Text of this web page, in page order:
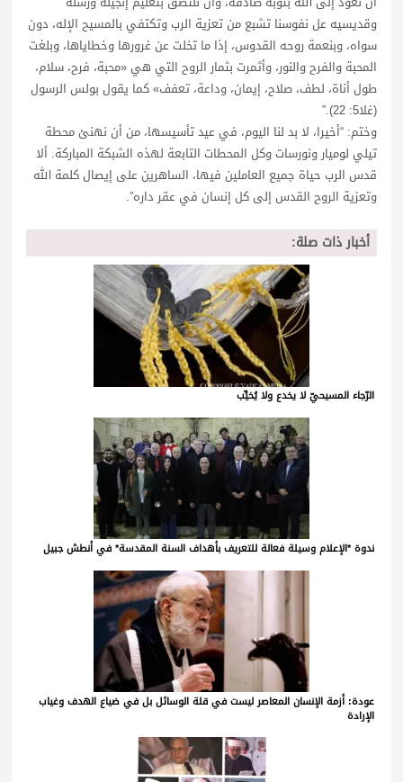
وقديسيه عل نفوسنا تشبع من تعزية الرب وتكتفي بالمسيح الإله، دون
سواه، وبنعمة روحه القدوس، إذا ما تخلت عن غرورها وخطاياها، وبلغت
المحبة والفرح والنور، وأثمرت بثمار الروح التي هي «محبة، فرح، سلام،
طول أناة، لطف، صلاح، إيمان، وداعة، تعفف» كما يقول بولس الرسول
(غلا5: 22).”
وختم: “أخيرا، لا بد لنا اليوم، في عيد تأسيسها، من أن نهنئ محطة
تيلي لوميار ونورسات وكل المحطات التابعة لهذه الشبكة المباركة. ألا
قدس الرب حياة جميع العاملين فيها، الساهرين على إيصال كلمة الله
وتعزية الروح القدس إلى كل إنسان في عقر داره”.
أخبار ذات صلة:
الرّجاء المسيحيّ لا يخدع ولا يُخيِّب
ندوة *الإعلام وسيلة فعالة للتعريف بأهداف السنة المقدسة* في أنطش جبيل
عودة: أزمة الإنسان المعاصر ليست في قلة الوسائل بل في ضياع الهدف وغياب
الإرادة